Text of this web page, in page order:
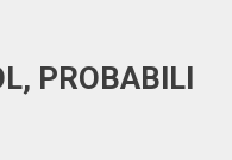
PROBABILI